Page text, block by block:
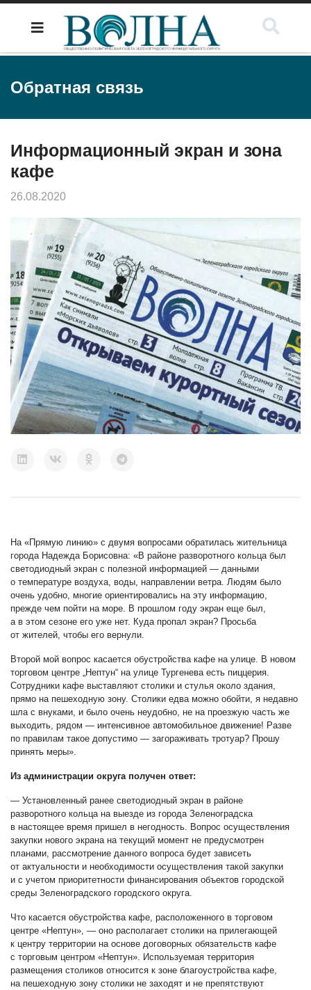
Обратная связь
Информационный экран и зона
кафе
26.08.2020
На «Прямую линию» с двумя вопросами обратилась жительница
города Надежда Борисовна: «В районе разворотного кольца был
светодиодный экран с полезной информацией — данными
о температуре воздуха, воды, направлении ветра. Людям было
очень удобно, многие ориентировались на эту информацию,
прежде чем пойти на море. В прошлом году экран еще был,
а в этом сезоне его уже нет. Куда пропал экран? Просьба
от жителей, чтобы его вернули.
Второй мой вопрос касается обустройства кафе на улице. В новом
торговом центре „Нептун“ на улице Тургенева есть пиццерия.
Сотрудники кафе выставляют столики и стулья около здания,
прямо на пешеходную зону. Столики едва можно обойти, я недавно
шла с внуками, и было очень неудобно, не на проезжую часть же
выходить, рядом — интенсивное автомобильное движение! Разве
по правилам такое допустимо — загораживать тротуар? Прошу
принять меры».
Из администрации округа получен ответ:
— Установленный ранее светодиодный экран в районе
разворотного кольца на выезде из города Зеленоградска
в настоящее время пришел в негодность. Вопрос осуществления
закупки нового экрана на текущий момент не предусмотрен
планами, рассмотрение данного вопроса будет зависеть
от актуальности и необходимости осуществления такой закупки
и с учетом приоритетности финансирования объектов городской
среды Зеленоградского городского округа.
Что касается обустройства кафе, расположенного в торговом
центре «Нептун», — оно располагает столики на прилегающей
к центру территории на основе договорных обязательств кафе
с торговым центром «Нептун». Используемая территория
размещения столиков относится к зоне благоустройства кафе,
на пешеходную зону столики не заходят и не препятствуют